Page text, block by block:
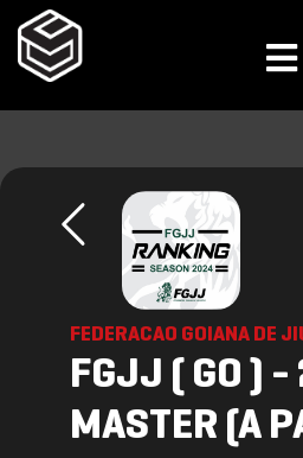
FEDERACAO GOIANA DE
FGJJ ( GO )
MASTER (A